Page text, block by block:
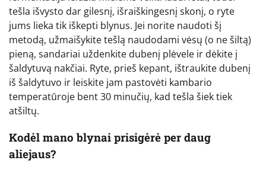
tešla išvysto dar gilesnį, išraiškingesnį skonį, o ryte
jums lieka tik iškepti blynus. Jei norite naudoti šį
metodą, užmaišykite tešlą naudodami vėsų (o ne šiltą)
pieną, sandariai uždenkite dubenį plėvele ir dėkite į
šaldytuvą nakčiai. Ryte, prieš kepant, ištraukite dubenį
iš šaldytuvo ir leiskite jam pastovėti kambario
temperatūroje bent 30 minučių, kad tešla šiek tiek
atšiltų.
Kodėl mano blynai prisigėrė per daug
aliejaus?